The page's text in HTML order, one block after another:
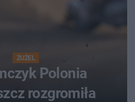
ŻUŻEL
Polonia
rozgromiła